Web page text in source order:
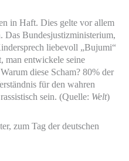
in Haft. Dies gelte vor allem
Bundesjustizministerium,
liebevoll „Bujumi“
man entwickele seine
diese Scham? 80% der
für den wahren
sein. (Quelle: Welt)
zum Tag der deutschen